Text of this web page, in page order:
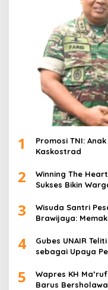
1
Promosi TNI:
Kaskostrad
2
Winning The
Sukses Bikin
3
Wisuda Santri
Brawijaya:
4
Gubes UNAIR
sebagai Upaya
5
Wapres KH
Barus